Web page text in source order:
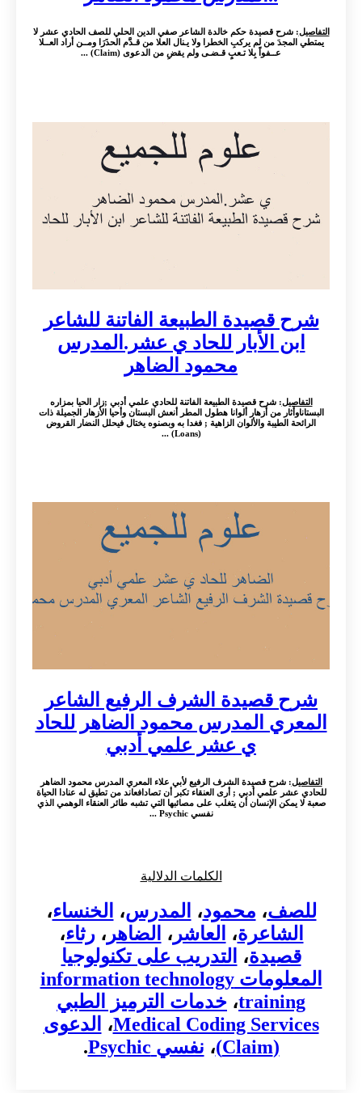
التفاصيل: شرح قصيدة حكم خالدة الشاعر صفي الدين الحلي للصف الحادي عشر لا
يمتطي المجدَ من لم يركبِ الخطرا ولا يـنال العلا من قـدَّم الحذَرَا ومــن أراد العــلا
عــفواً بِلا تـعبٍ قـضـى ولم يقضِ من الدعوى (Claim) ...
شرح قصيدة الطبيعة الفاتنة للشاعر
ابن الأبار للحاد ي عشر.المدرس
محمود الضاهر
التفاصيل: شرح قصيدة الطبيعة الفاتنة للحادي علمي أدبي ;زار الحيا بمزاره
البستاناوأثار من أزهار ألوانا هطول المطر أنعش البستان وأحيا الأزهار الجميلة ذات
الرائحة الطيبة والألوان الزاهية ; فغدا به وبصنوه يختال فيحلل النضار القروض
(Loans) ...
شرح قصيدة الشرف الرفيع الشاعر
المعري المدرس محمود الضاهر للحاد
ي عشر علمي أدبي
التفاصيل: شرح قصيدة الشرف الرفيع لأبي علاء المعري المدرس محمود الضاهر
للحادي عشر علمي أدبي ; أرى العنقاء تكبر أن تصادافعاند من تطيق له عنادا الحياة
صعبة لا يمكن الإنسان أن يتغلب على مصائبها التي تشبه طائر العنقاء الوهمي الذي
نفسي Psychic ...
الكلمات الدلالية
للصف، محمود، المدرس، الخنساء،
الشاعرة، العاشر ، الضاهر ،رثاء،
قصيدة،
التدريب على تكنولوجيا
المعلومات information technology
training، خدمات الترميز الطبي
Medical Coding Services،
الدعوى
(Claim)
، نفسي Psychic .